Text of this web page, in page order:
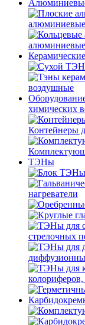
алюминиевые
алюминиевые
воздушные
химических
Контейнеры
ТЭНы
нагреватели
стрелочных
колориферов,